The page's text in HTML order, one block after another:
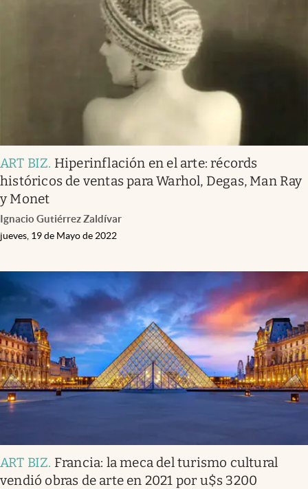
Eventos Corporativos
Mediakit
abre en nueva pestaña
Argentina
ART BIZ. Hiperinflación en el arte: récords
históricos de ventas para Warhol, Degas, Man Ray
y Monet
Ignacio Gutiérrez Zaldívar
jueves, 19 de Mayo de 2022
ART BIZ. Francia: la meca del turismo cultural
vendió obras de arte en 2021 por u$s 3200